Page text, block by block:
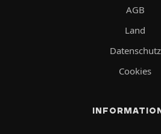
AGB
Land
Datenschutz
Cookies